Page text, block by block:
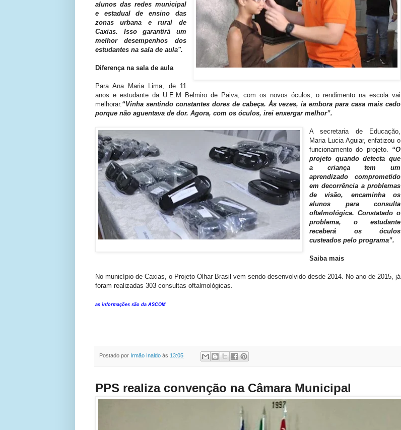
alunos das redes municipal
e estadual de ensino das
zonas urbana e rural de
Caxias. Isso garantirá um
melhor desempenhos dos
estudantes na sala de aula".
Diferença na sala de aula
Para Ana Maria Lima, de 11
anos e estudante da U.E.M Belmiro de Paiva, com os novos óculos, o rendimento na escola vai
melhorar.“Vinha sentindo constantes dores de cabeça. Às vezes, ia embora para casa mais cedo
porque não aguentava de dor. Agora, com os óculos, irei enxergar melhor”.
A secretaria de Educação,
Maria Lucia Aguiar, enfatizou o
funcionamento do projeto. “O
projeto quando detecta que
a criança tem um
aprendizado comprometido
em decorrência a problemas
de visão, encaminha os
alunos para consulta
oftalmológica. Constatado o
problema, o estudante
receberá os óculos
custeados pelo programa”.
Saiba mais
No município de Caxias, o Projeto Olhar Brasil vem sendo desenvolvido desde 2014. No ano de 2015, já
foram realizadas 303 consultas oftalmológicas.
as informações são da ASCOM
Postado por Irmão Inaldo às 13:05
PPS realiza convenção na Câmara Municipal